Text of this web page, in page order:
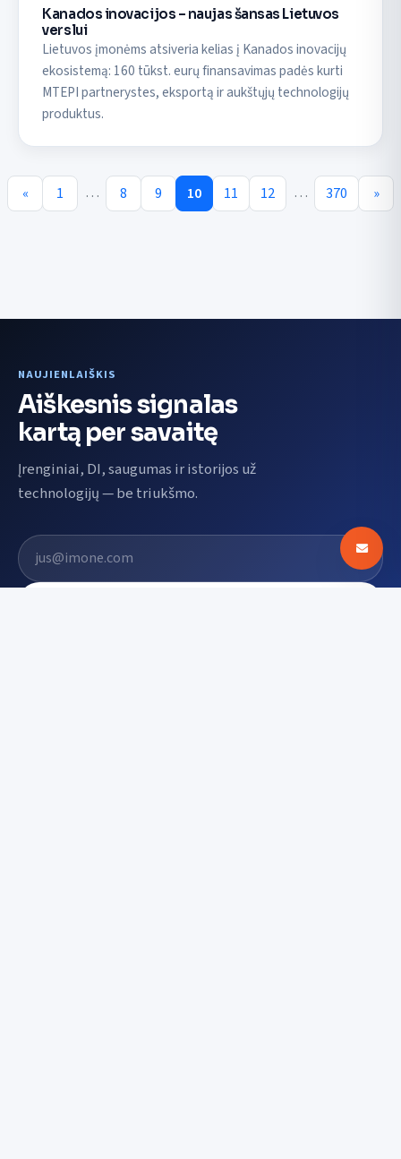
Kanados inovacijos – naujas šansas Lietuvos
verslui
Lietuvos įmonėms atsiveria kelias į Kanados inovacijų
ekosistemą: 160 tūkst. eurų finansavimas padės kurti
MTEPI partnerystes, eksportą ir aukštųjų technologijų
produktus.
« 1 … 8 9 10 11 12 … 370 »
NAUJIENLAIŠKIS
Aiškesnis signalas
kartą per savaitę
Įrenginiai, DI, saugumas ir istorijos už
technologijų — be triukšmo.
El. pašto adresas